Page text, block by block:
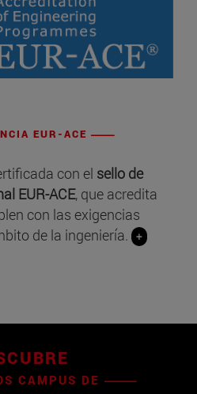
EUR-ACE
con el sello de
EUR-ACE, que acredita
con las exigencias
de la ingeniería.
+
CAMPUS DE